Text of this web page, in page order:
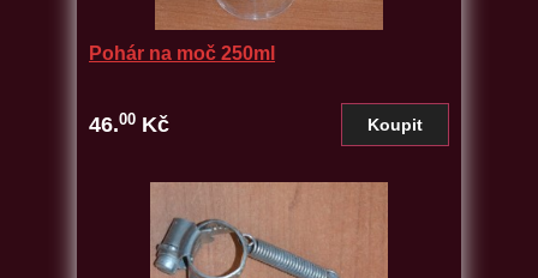
Pohár na moč 250ml
46.00 Kč